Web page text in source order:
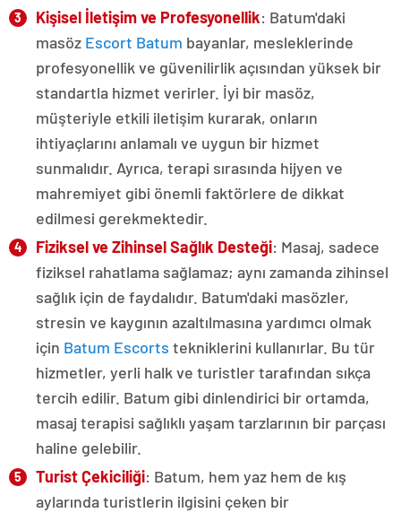
Kişisel İletişim ve Profesyonellik: Batum'daki
masöz Escort Batum bayanlar, mesleklerinde
profesyonellik ve güvenilirlik açısından yüksek bir
standartla hizmet verirler. İyi bir masöz,
müşteriyle etkili iletişim kurarak, onların
ihtiyaçlarını anlamalı ve uygun bir hizmet
sunmalıdır. Ayrıca, terapi sırasında hijyen ve
mahremiyet gibi önemli faktörlere de dikkat
edilmesi gerekmektedir.
Fiziksel ve Zihinsel Sağlık Desteği: Masaj, sadece
fiziksel rahatlama sağlamaz; aynı zamanda zihinsel
sağlık için de faydalıdır. Batum'daki masözler,
stresin ve kaygının azaltılmasına yardımcı olmak
için Batum Escorts tekniklerini kullanırlar. Bu tür
hizmetler, yerli halk ve turistler tarafından sıkça
tercih edilir. Batum gibi dinlendirici bir ortamda,
masaj terapisi sağlıklı yaşam tarzlarının bir parçası
haline gelebilir.
Turist Çekiciliği: Batum, hem yaz hem de kış
aylarında turistlerin ilgisini çeken bir